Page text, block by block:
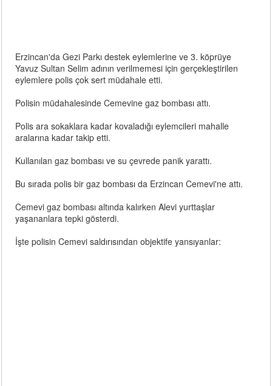
Erzincan'da Gezi Parkı destek eylemlerine ve 3. köprüye
Yavuz Sultan Selim adının verilmemesi için gerçekleştirilen
eylemlere polis çok sert müdahale etti.
Polisin müdahalesinde Cemevine gaz bombası attı.
Polis ara sokaklara kadar kovaladığı eylemcileri mahalle
aralarına kadar takip etti.
Kullanılan gaz bombası ve su çevrede panik yarattı.
Bu sırada polis bir gaz bombası da Erzincan Cemevi'ne attı.
Cemevi gaz bombası altında kalırken Alevi yurttaşlar
yaşananlara tepki gösterdi.
İşte polisin Cemevi saldırısından objektife yansıyanlar: